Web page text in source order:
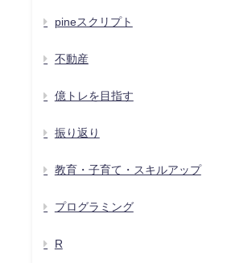
pineスクリプト
不動産
億トレを目指す
振り返り
教育・子育て・スキルアップ
プログラミング
R